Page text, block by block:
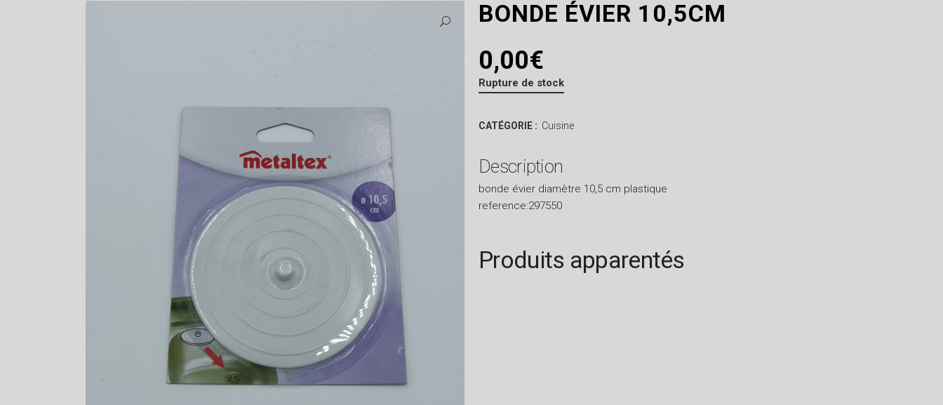
BONDE ÉVIER 10,5CM
0,00€
Rupture de stock
CATÉGORIE : Cuisine
Description
bonde évier diamètre 10,5 cm plastique
reference:297550
Produits apparentés